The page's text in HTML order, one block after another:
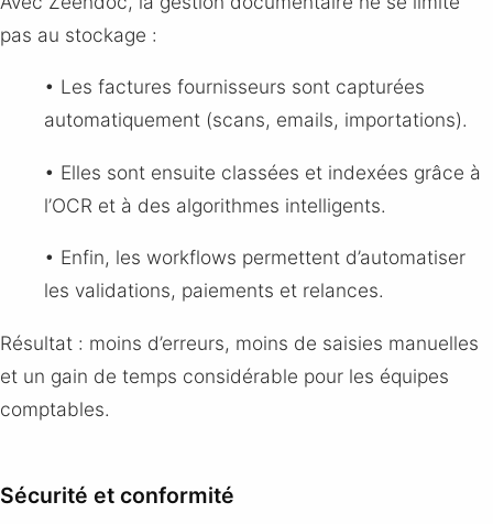
pas au stockage :
• Les factures fournisseurs sont capturées
automatiquement (scans, emails, importations).
• Elles sont ensuite classées et indexées grâce à
l’OCR et à des algorithmes intelligents.
• Enfin, les workflows permettent d’automatiser
les validations, paiements et relances.
Résultat : moins d’erreurs, moins de saisies manuelles
et un gain de temps considérable pour les équipes
comptables.
Sécurité et conformité